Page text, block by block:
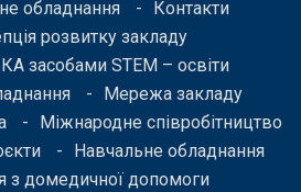
обладнання
Контакти
розвитку закладу
засобами STEM – освіти
Мережа закладу
Міжнародне співробітництво
Навчальне обладнання
з домедичної допомоги